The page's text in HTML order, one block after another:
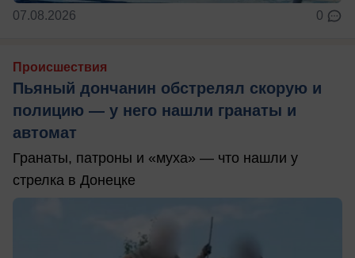
07.08.2026 0
Происшествия
Пьяный дончанин обстрелял скорую и
полицию — у него нашли гранаты и
автомат
Гранаты, патроны и «муха» — что нашли у
стрелка в Донецке